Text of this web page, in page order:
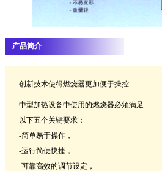
产品简介
创新技术使得燃烧器更加便于操控
中型加热设备中使用的燃烧器必须满足
以下五个关键要求：
-简单易于操作，
-运行简便快捷，
-可靠高效的调节设定，